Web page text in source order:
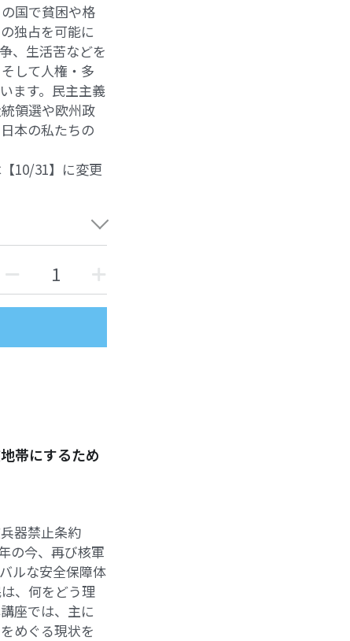
国で貧困や格
独占を可能に
、生活苦などを
して人権・多
ます。民主主義
領選や欧州政
本の私たちの
10/31】に変更
帯にするため
器禁止条約
の今、再び核軍
ルな安全保障体
、何をどう理
座では、主に
めぐる現状を